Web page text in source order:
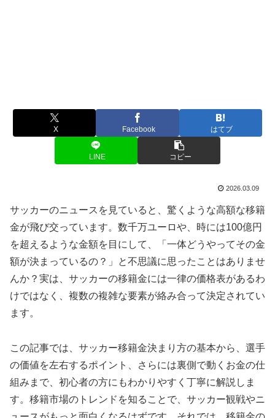
X Facebook はてブ
LINE コピー
2026.03.09
サッカーのニュースを見ていると、驚くような高額な移籍
金が飛び交っています。数千万ユーロや、時には100億円
を超えるような金額を目にして、「一体どうやってその金
額が決まっているの？」と不思議に思ったことはありませ
んか？実は、サッカーの移籍金には一律の価格表があるわ
けではなく、複数の複雑な要素が絡み合って決定されてい
ます。
この記事では、サッカー移籍金決まり方の基本から、選手
の価値を左右するポイント、さらには裏側で動くお金の仕
組みまで、初心者の方にもわかりやすく丁寧に解説しま
す。移籍市場のトレンドを知ることで、サッカー観戦やニ